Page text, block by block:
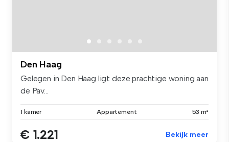
Den Haag
Gelegen in Den Haag ligt deze prachtige woning aan
de Pav...
1 kamer Appartement 53 m²
€ 1.221 Bekijk meer